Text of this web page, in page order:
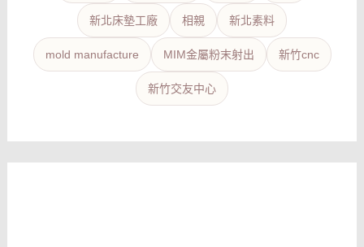
新北床墊工廠 相親 新北素料
mold manufacture MIM金屬粉末射出 新竹cnc
新竹交友中心